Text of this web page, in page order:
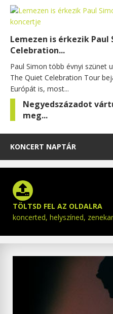
Lemezen is érkezik Paul
Celebration...
Paul Simon több évnyi szünet
The Quiet Celebration Tour
Európát is, most...
Negyedszázadot
meg...
KONCERT NAPTÁR
TÖLTSD FEL AZ OLDALRA
koncerted, helyszíned,